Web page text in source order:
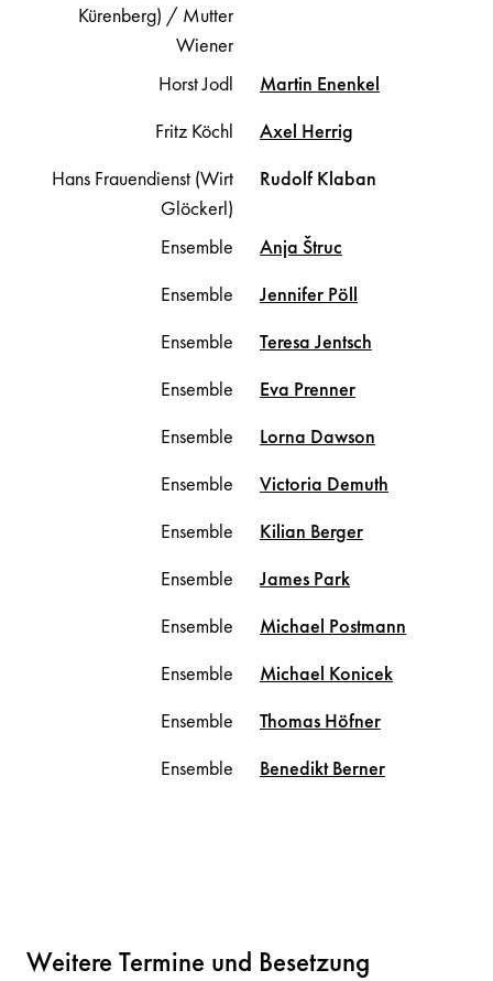
Kürenberg) / Mutter
Wiener
Horst Jodl Martin Enenkel
Fritz Köchl
Axel Herrig
Hans Frauendienst (Wirt
Glöckerl)
Rudolf Klaban
Ensemble Anja Štruc
Ensemble
Jennifer Pöll
Ensemble
TeresaJentsch
Ensemble
Eva Prenner
Ensemble
Lorna Dawson
Ensemble
Victoria Demuth
Ensemble
Kilian Berger
Ensemble
James Park
Ensemble
Michael Postmann
Ensemble
Michael Konicek
Ensemble
Thomas Höfner
Ensemble
BenediktBerner
Weitere Termine und Besetzung